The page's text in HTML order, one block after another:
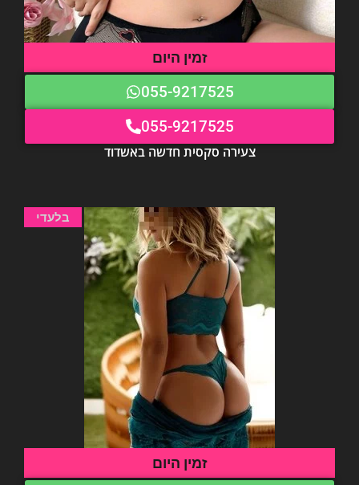
זמין היום
055-9217525
055-9217525
צעירה סקסית חדשה באשדוד
בלעדי
זמין היום